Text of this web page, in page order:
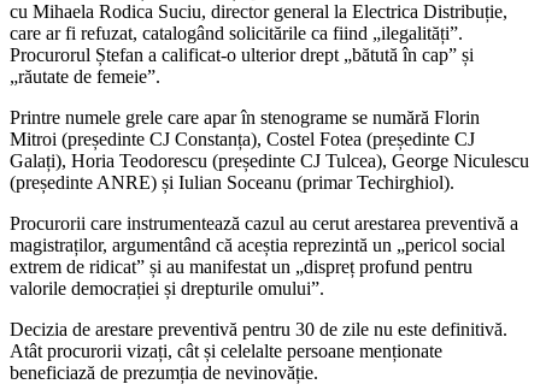
cu Mihaela Rodica Suciu, director general la Electrica Distribuție,
care ar fi refuzat, catalogând solicitările ca fiind „ilegalități”.
Procurorul Ștefan a calificat-o ulterior drept „bătută în cap” și
„răutate de femeie”.
Printre numele grele care apar în stenograme se numără Florin
Mitroi (președinte CJ Constanța), Costel Fotea (președinte CJ
Galați), Horia Teodorescu (președinte CJ Tulcea), George Niculescu
(președinte ANRE) și Iulian Soceanu (primar Techirghiol).
Procurorii care instrumentează cazul au cerut arestarea preventivă a
magistraților, argumentând că aceștia reprezintă un „pericol social
extrem de ridicat” și au manifestat un „dispreț profund pentru
valorile democrației și drepturile omului”.
Decizia de arestare preventivă pentru 30 de zile nu este definitivă.
Atât procurorii vizați, cât și celelalte persoane menționate
beneficiază de prezumția de nevinovăție.